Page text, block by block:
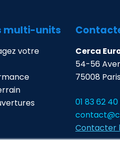
multi-units
votre
Cerca
54-56
75008
01 83 62 40
Contacter